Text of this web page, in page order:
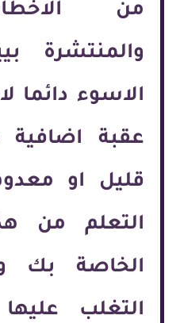
من
والمنتشرة
الاسوء دائما
عقبة
قليل او
التعلم من
الخاصة بك
التغلب